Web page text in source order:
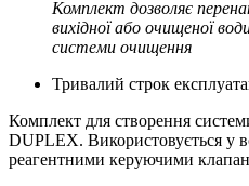
Комплект дозволяє
вихідної або очищеної
системи очищення
Тривалий строк
Комплект для створення
DUPLEX. Використовується у
реагентними керуючими